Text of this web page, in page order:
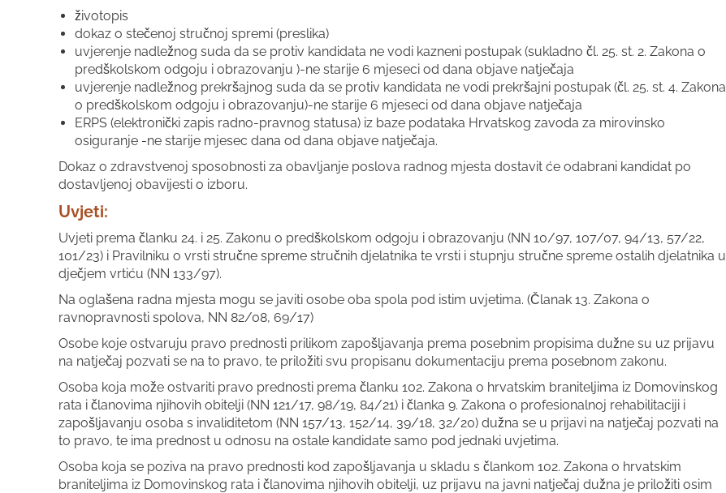
životopis
dokaz o stečenoj stručnoj spremi (preslika)
uvjerenje nadležnog suda da se protiv kandidata ne vodi kazneni postupak (sukladno čl. 25. st. 2. Zakona o
predškolskom odgoju i obrazovanju )-ne starije 6 mjeseci od dana objave natječaja
uvjerenje nadležnog prekršajnog suda da se protiv kandidata ne vodi prekršajni postupak (čl. 25. st. 4. Zakona
o predškolskom odgoju i obrazovanju)-ne starije 6 mjeseci od dana objave natječaja
ERPS (elektronički zapis radno-pravnog statusa) iz baze podataka Hrvatskog zavoda za mirovinsko
osiguranje -ne starije mjesec dana od dana objave natječaja.
Dokaz o zdravstvenoj sposobnosti za obavljanje poslova radnog mjesta dostavit će odabrani kandidat po
dostavljenoj obavijesti o izboru.
Uvjeti:
Uvjeti prema članku 24. i 25. Zakonu o predškolskom odgoju i obrazovanju (NN 10/97, 107/07, 94/13, 57/22,
101/23) i Pravilniku o vrsti stručne spreme stručnih djelatnika te vrsti i stupnju stručne spreme ostalih djelatnika u
dječjem vrtiću (NN 133/97).
Na oglašena radna mjesta mogu se javiti osobe oba spola pod istim uvjetima. (Članak 13. Zakona o
ravnopravnosti spolova, NN 82/08, 69/17)
Osobe koje ostvaruju pravo prednosti prilikom zapošljavanja prema posebnim propisima dužne su uz prijavu
na natječaj pozvati se na to pravo, te priložiti svu propisanu dokumentaciju prema posebnom zakonu.
Osoba koja može ostvariti pravo prednosti prema članku 102. Zakona o hrvatskim braniteljima iz Domovinskog
rata i članovima njihovih obitelji (NN 121/17, 98/19, 84/21) i članka 9. Zakona o profesionalnoj rehabilitaciji i
zapošljavanju osoba s invaliditetom (NN 157/13, 152/14, 39/18, 32/20) dužna se u prijavi na natječaj pozvati na
to pravo, te ima prednost u odnosu na ostale kandidate samo pod jednaki uvjetima.
Osoba koja se poziva na pravo prednosti kod zapošljavanja u skladu s člankom 102. Zakona o hrvatskim
braniteljima iz Domovinskog rata i članovima njihovih obitelji, uz prijavu na javni natječaj dužna je priložiti osim